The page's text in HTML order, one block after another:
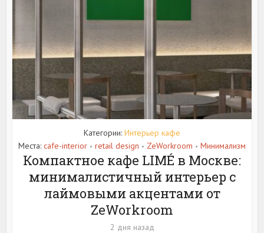
Категории: Интерьер кафе
Места: cafe-interior • retail design • ZeWorkroom • Минимализм
Компактное кафе LIMÉ в Москве:
минималистичный интерьер с
лаймовыми акцентами от
ZeWorkroom
2 дня назад